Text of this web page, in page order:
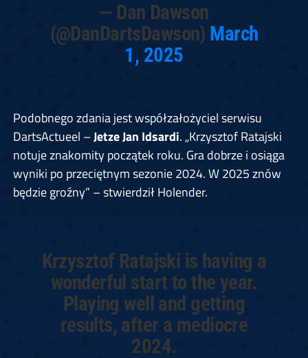
— Dan Dawson
(@DanDartsDawson) March
1, 2025
Podobnego zdania jest współzałożyciel serwisu
DartsActueel –Jetze Jan Idsardi. „Krzysztof Ratajski
notuje znakomity początek roku. Gra dobrze i osiąga
wyniki po przeciętnym sezonie 2024. W 2025 znów
będzie groźny” – stwierdził Holender.
Krzysztof Ratajski is having a
wonderful start to the year.
Playing well and getting
results, after a mediocre
2024.